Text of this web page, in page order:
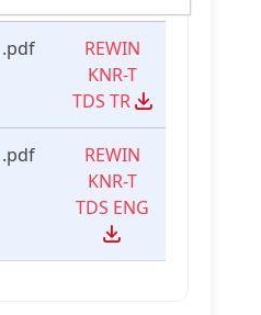
.pdf
REWIN
KNR-T
TDS TR
.pdf
REWIN
KNR-T
TDS ENG